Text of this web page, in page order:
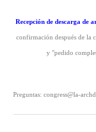
Recepción de descarga de
confirmación después de la
y "pedido
Preguntas: congress@la-